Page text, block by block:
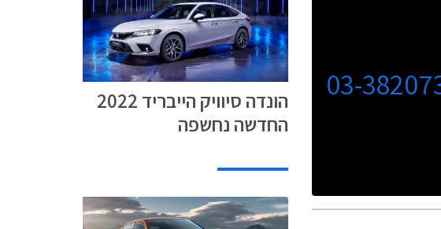
03-
הונדה סיוויק הייבריד 2022
החדשה נחשפה